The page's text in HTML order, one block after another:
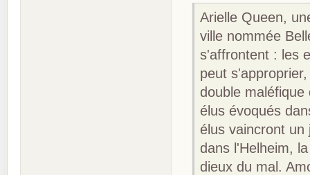
Arielle Queen,
ville nommée
s'affrontent : les
peut
double
élus évoqués
élus vaincront
dans l'Helheim,
dieux du mal.